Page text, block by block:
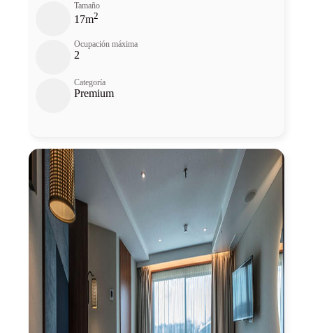
Tamaño
17m2
Ocupación máxima
2
Categoría
Premium